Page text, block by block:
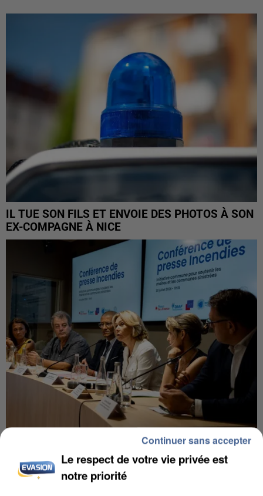
IL TUE SON FILS ET ENVOIE DES PHOTOS À SON
EX-COMPAGNE À NICE
INCENDIES : L’ÎLE-DE-FRANCE LANCE UN ÉLAN
DE SOLIDARITÉ AVEC LES...
Le respect de votre vie privée est
notre priorité
Continuer sans accepter